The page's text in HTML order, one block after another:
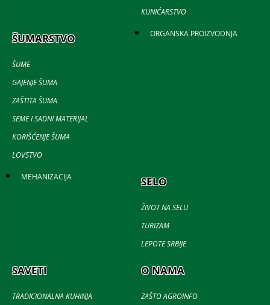
KUNIĆARSTVO
ŠUMARSTVO
ŠUME
GAJENJE ŠUMA
ZAŠTITA ŠUMA
SEME I SADNI MATERIJAL
KORIŠĆENJE ŠUMA
LOVSTVO
ORGANSKA PROIZVODNJA
MEHANIZACIJA SELO
ŽIVOT NA SELU
TURIZAM
LEPOTE SRBIJE
SAVETI
TRADICIONALNA KUHINJA
O NAMA
ZAŠTO AGROINFO